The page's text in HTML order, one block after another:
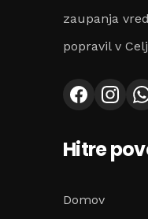
zaupanja
popravil v
Hitre
Domov